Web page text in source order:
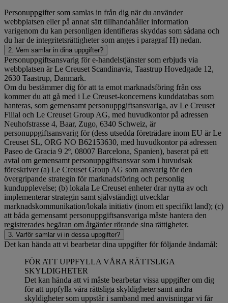
Personuppgifter som samlas in från dig när du använder
webbplatsen eller på annat sätt tillhandahåller information
varigenom du kan personligen identifieras skyddas som sådana och
du har de integritetsrättigheter som anges i paragraf H) nedan.
2. Vem samlar in dina uppgifter?
Personuppgiftsansvarig för e-handelstjänster som erbjuds via
webbplatsen är Le Creuset Scandinavia, Taastrup Hovedgade 12,
2630 Taastrup, Danmark.
Om du bestämmer dig för att ta emot marknadsföring från oss
kommer du att gå med i Le Creuset-koncernens kunddatabas som
hanteras, som gemensamt personuppgiftsansvariga, av Le Creuset
Filial och Le Creuset Group AG, med huvudkontor på adressen
Neuhofstrasse 4, Baar, Zugo, 6340 Schweiz, är
personuppgiftsansvarig för (dess utsedda företrädare inom EU är Le
Creuset SL, ORG NO B62153630, med huvudkontor på adressen
Paseo de Gracia 9 2º, 08007 Barcelona, Spanien), baserat på ett
avtal om gemensamt personuppgiftsansvar som i huvudsak
föreskriver (a) Le Creuset Group AG som ansvarig för den
övergripande strategin för marknadsföring och personlig
kundupplevelse; (b) lokala Le Creuset enheter drar nytta av och
implementerar strategin samt självständigt utvecklar
marknadskommunikation/lokala initiativ (inom ett specifikt land); (c)
att båda gemensamt personuppgiftsansvariga måste hantera den
registrerades begäran om åtgärder rörande sina rättigheter.
3. Varför samlar vi in dessa uppgifter?
Det kan hända att vi bearbetar dina uppgifter för följande ändamål:
FÖR ATT UPPFYLLA VÅRA RÄTTSLIGA
SKYLDIGHETER
Det kan hända att vi måste bearbetar vissa uppgifter om dig
för att uppfylla våra rättsliga skyldigheter samt andra
skyldigheter som uppstår i samband med anvisningar vi får